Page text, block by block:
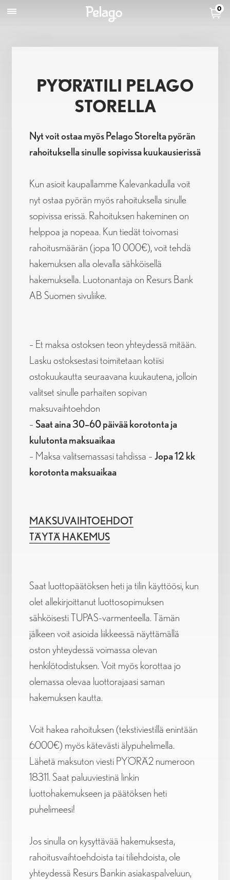
0
PYÖRÄTILI PELAGO
STORELLA
Nyt voit ostaa myös Pelago Storelta pyörän
rahoituksella sinulle sopivissa kuukausierissä
Kun asioit kaupallamme Kalevankadulla voit
nyt ostaa pyörän myös rahoituksella sinulle
sopivissa erissä. Rahoituksen hakeminen on
helppoa ja nopeaa. Kun tiedät toivomasi
rahoitusmäärän (jopa 10 000€), voit tehdä
hakemuksen alla olevalla sähköisellä
hakemuksella. Luotonantaja on Resurs Bank
AB Suomen sivuliike.
– Et maksa ostoksen teon yhteydessä mitään.
Lasku ostoksestasi toimitetaan kotiisi
ostokuukautta seuraavana kuukautena, jolloin
valitset sinulle parhaiten sopivan
maksuvaihtoehdon
– Saat aina 30–60 päivää korotonta ja
kulutonta maksuaikaa
– Maksa valitsemassasi tahdissa – Jopa 12 kk
korotonta maksuaikaa
MAKSUVAIHTOEHDOT
TÄYTÄ HAKEMUS
Saat luottopäätöksen heti ja tilin käyttöösi, kun
olet allekirjoittanut luottosopimuksen
sähköisesti TUPAS-varmenteella. Tämän
jälkeen voit asioida liikkeessä näyttämällä
oston yhteydessä voimassa olevan
henkilötodistuksen. Voit myös korottaa jo
olemassa olevaa luottorajaasi saman
hakemuksen kautta.
Voit hakea rahoituksen (tekstiviestillä enintään
6000€) myös kätevästi älypuhelimella.
Lähetä maksuton viesti PYÖRÄ2 numeroon
18311. Saat paluuviestinä linkin
luottohakemukseen ja päätöksen heti
puhelimeesi!
Jos sinulla on kysyttävää hakemuksesta,
rahoitusvaihtoehdoista tai tiliehdoista, ole
yhteydessä Resurs Bankin asiakaspalveluun,